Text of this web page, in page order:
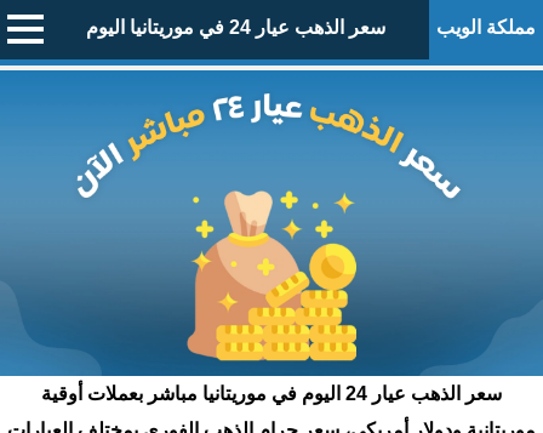
مملكة الويب سعر الذهب عيار 24 في موريتانيا اليوم
سعر الذهب عيار 24 اليوم في موريتانيا مباشر بعملات أوقية